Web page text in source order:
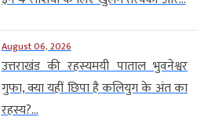
August 06, 2026
उत्तराखंड की रहस्यमयी पाताल भुवनेश्वर
गुफा, क्या यहीं छिपा है कलियुग के अंत का
रहस्य?...